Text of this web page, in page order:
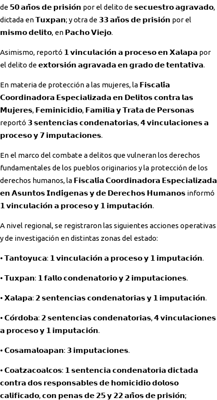
de 𝟱𝟬 𝗮𝗻̃𝗼𝘀 𝗱𝗲 𝗽𝗿𝗶𝘀𝗶𝗼́𝗻 por el delito de 𝘀𝗲𝗰𝘂𝗲𝘀𝘁𝗿𝗼 𝗮𝗴𝗿𝗮𝘃𝗮𝗱𝗼,
dictada en 𝗧𝘂𝘅𝗽𝗮𝗻; y otra de 𝟯𝟯 𝗮𝗻̃𝗼𝘀 𝗱𝗲 𝗽𝗿𝗶𝘀𝗶𝗼́𝗻 por el
𝗺𝗶𝘀𝗺𝗼 𝗱𝗲𝗹𝗶𝘁𝗼, en 𝗣𝗮𝗰𝗵𝗼 𝗩𝗶𝗲𝗷𝗼.
Asimismo, reportó 𝟭 𝘃𝗶𝗻𝗰𝘂𝗹𝗮𝗰𝗶𝗼́𝗻 𝗮 𝗽𝗿𝗼𝗰𝗲𝘀𝗼 𝗲𝗻 𝗫𝗮𝗹𝗮𝗽𝗮 por
el delito de 𝗲𝘅𝘁𝗼𝗿𝘀𝗶𝗼́𝗻 𝗮𝗴𝗿𝗮𝘃𝗮𝗱𝗮 𝗲𝗻 𝗴𝗿𝗮𝗱𝗼 𝗱𝗲 𝘁𝗲𝗻𝘁𝗮𝘁𝗶𝘃𝗮.
En materia de protección a las mujeres, la 𝗙𝗶𝘀𝗰𝗮𝗹𝗶́𝗮
𝗖𝗼𝗼𝗿𝗱𝗶𝗻𝗮𝗱𝗼𝗿𝗮 𝗘𝘀𝗽𝗲𝗰𝗶𝗮𝗹𝗶𝘇𝗮𝗱𝗮 𝗲𝗻 𝗗𝗲𝗹𝗶𝘁𝗼𝘀 𝗰𝗼𝗻𝘁𝗿𝗮 𝗹𝗮𝘀
𝗠𝘂𝗷𝗲𝗿𝗲𝘀, 𝗙𝗲𝗺𝗶𝗻𝗶𝗰𝗶𝗱𝗶𝗼, 𝗙𝗮𝗺𝗶𝗹𝗶𝗮 𝘆 𝗧𝗿𝗮𝘁𝗮 𝗱𝗲 𝗣𝗲𝗿𝘀𝗼𝗻𝗮𝘀
reportó 𝟯 𝘀𝗲𝗻𝘁𝗲𝗻𝗰𝗶𝗮𝘀 𝗰𝗼𝗻𝗱𝗲𝗻𝗮𝘁𝗼𝗿𝗶𝗮𝘀, 𝟰 𝘃𝗶𝗻𝗰𝘂𝗹𝗮𝗰𝗶𝗼𝗻𝗲𝘀 𝗮
𝗽𝗿𝗼𝗰𝗲𝘀𝗼 𝘆 𝟳 𝗶𝗺𝗽𝘂𝘁𝗮𝗰𝗶𝗼𝗻𝗲𝘀.
En el marco del combate a delitos que vulneran los derechos
fundamentales de los pueblos originarios y la protección de los
derechos humanos, la 𝗙𝗶𝘀𝗰𝗮𝗹𝗶́𝗮 𝗖𝗼𝗼𝗿𝗱𝗶𝗻𝗮𝗱𝗼𝗿𝗮 𝗘𝘀𝗽𝗲𝗰𝗶𝗮𝗹𝗶𝘇𝗮𝗱𝗮
𝗲𝗻 𝗔𝘀𝘂𝗻𝘁𝗼𝘀 𝗜𝗻𝗱𝗶́𝗴𝗲𝗻𝗮𝘀 𝘆 𝗱𝗲 𝗗𝗲𝗿𝗲𝗰𝗵𝗼𝘀 𝗛𝘂𝗺𝗮𝗻𝗼𝘀 informó
𝟭 𝘃𝗶𝗻𝗰𝘂𝗹𝗮𝗰𝗶𝗼́𝗻 𝗮 𝗽𝗿𝗼𝗰𝗲𝘀𝗼 𝘆 𝟭 𝗶𝗺𝗽𝘂𝘁𝗮𝗰𝗶𝗼́𝗻.
A nivel regional, se registraron las siguientes acciones operativas
y de investigación en distintas zonas del estado:
• 𝗧𝗮𝗻𝘁𝗼𝘆𝘂𝗰𝗮: 𝟭 𝘃𝗶𝗻𝗰𝘂𝗹𝗮𝗰𝗶𝗼́𝗻 𝗮 𝗽𝗿𝗼𝗰𝗲𝘀𝗼 𝘆 𝟭 𝗶𝗺𝗽𝘂𝘁𝗮𝗰𝗶𝗼́𝗻.
• 𝗧𝘂𝘅𝗽𝗮𝗻: 𝟭 𝗳𝗮𝗹𝗹𝗼 𝗰𝗼𝗻𝗱𝗲𝗻𝗮𝘁𝗼𝗿𝗶𝗼 𝘆 𝟮 𝗶𝗺𝗽𝘂𝘁𝗮𝗰𝗶𝗼𝗻𝗲𝘀.
• 𝗫𝗮𝗹𝗮𝗽𝗮: 𝟮 𝘀𝗲𝗻𝘁𝗲𝗻𝗰𝗶𝗮𝘀 𝗰𝗼𝗻𝗱𝗲𝗻𝗮𝘁𝗼𝗿𝗶𝗮𝘀 𝘆 𝟭 𝗶𝗺𝗽𝘂𝘁𝗮𝗰𝗶𝗼́𝗻.
• 𝗖𝗼́𝗿𝗱𝗼𝗯𝗮: 𝟮 𝘀𝗲𝗻𝘁𝗲𝗻𝗰𝗶𝗮𝘀 𝗰𝗼𝗻𝗱𝗲𝗻𝗮𝘁𝗼𝗿𝗶𝗮𝘀, 𝟰 𝘃𝗶𝗻𝗰𝘂𝗹𝗮𝗰𝗶𝗼𝗻𝗲𝘀
𝗮 𝗽𝗿𝗼𝗰𝗲𝘀𝗼 𝘆 𝟭 𝗶𝗺𝗽𝘂𝘁𝗮𝗰𝗶𝗼́𝗻.
• 𝗖𝗼𝘀𝗮𝗺𝗮𝗹𝗼𝗮𝗽𝗮𝗻: 𝟯 𝗶𝗺𝗽𝘂𝘁𝗮𝗰𝗶𝗼𝗻𝗲𝘀.
• 𝗖𝗼𝗮𝘁𝘇𝗮𝗰𝗼𝗮𝗹𝗰𝗼𝘀: 𝟭 𝘀𝗲𝗻𝘁𝗲𝗻𝗰𝗶𝗮 𝗰𝗼𝗻𝗱𝗲𝗻𝗮𝘁𝗼𝗿𝗶𝗮 𝗱𝗶𝗰𝘁𝗮𝗱𝗮
𝗰𝗼𝗻𝘁𝗿𝗮 𝗱𝗼𝘀 𝗿𝗲𝘀𝗽𝗼𝗻𝘀𝗮𝗯𝗹𝗲𝘀 𝗱𝗲 𝗵𝗼𝗺𝗶𝗰𝗶𝗱𝗶𝗼 𝗱𝗼𝗹𝗼𝘀𝗼
𝗰𝗮𝗹𝗶𝗳𝗶𝗰𝗮𝗱𝗼, 𝗰𝗼𝗻 𝗽𝗲𝗻𝗮𝘀 𝗱𝗲 𝟮𝟱 𝘆 𝟮𝟮 𝗮𝗻̃𝗼𝘀 𝗱𝗲 𝗽𝗿𝗶𝘀𝗶𝗼́𝗻;